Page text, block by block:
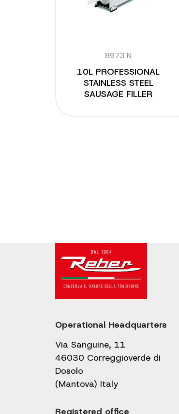
8973 N
10L PROFESSIONAL
STAINLESS STEEL
SAUSAGE FILLER
Operational Headquarters
Via Sanguine, 11
46030 Correggioverde di
Dosolo
(Mantova) Italy
Registered office